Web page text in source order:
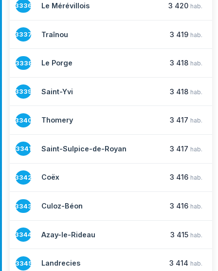
3336 Le Mérévillois 3 420 hab.
3337 Traînou 3 419 hab.
3338 Le Porge 3 418 hab.
3339 Saint-Yvi 3 418 hab.
3340 Thomery 3 417 hab.
3341 Saint-Sulpice-de-Royan 3 417 hab.
3342 Coëx 3 416 hab.
3343 Culoz-Béon 3 416 hab.
3344 Azay-le-Rideau 3 415 hab.
3345 Landrecies 3 414 hab.